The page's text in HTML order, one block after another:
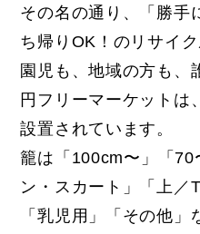
その名の通り、「勝
ち帰りOK！のリサイク
園児も、地域の方も、
円フリーマーケットは
設置されています。
籠は「100cm〜」「70
ン・スカート」「上／
「乳児用」「その他